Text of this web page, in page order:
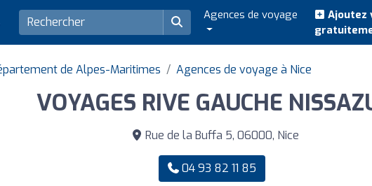
Agences de voyage
Ajoutez
de Alpes-Maritimes Agences de voyage à Nice
VOYAGES RIVE GAUCHE
Rue de la Buffa 5, 06000, Nice
04 93 82 11 85